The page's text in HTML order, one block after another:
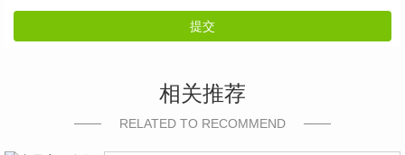
提交
相关推荐
RELATED TO RECOMMEND